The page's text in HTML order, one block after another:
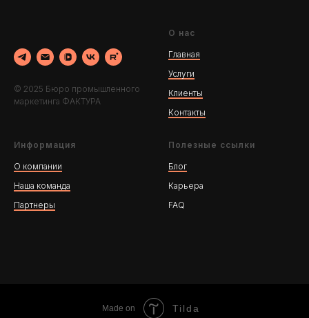
© 2025 Бюро промышленного
маркетинга ФАКТУРА
О нас
Главная
Услуги
Клиенты
Контакты
Информация
О компании
Наша команда
Партнеры
Полезные ссылки
Блог
Карьера
FAQ
Made on Tilda